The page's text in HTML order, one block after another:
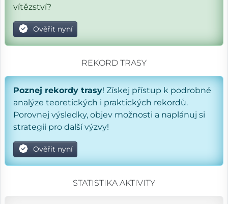
vítězství?
Ověřit nyní
REKORD TRASY
Poznej rekordy trasy! Získej přístup k podrobné
analýze teoretických i praktických rekordů.
Porovnej výsledky, objev možnosti a naplánuj si
strategii pro další výzvy!
Ověřit nyní
STATISTIKA AKTIVITY